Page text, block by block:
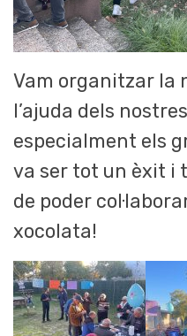
Vam organitzar la
l’ajuda dels
especialment els
va ser tot un èxit i
de poder
xocolata!